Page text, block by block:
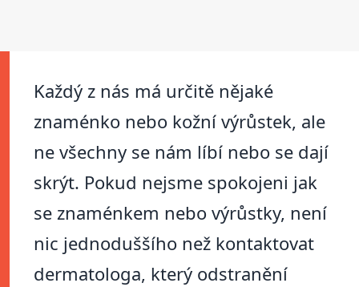
Každý z nás má určitě nějaké
znaménko nebo kožní výrůstek, ale
ne všechny se nám líbí nebo se dají
skrýt. Pokud nejsme spokojeni jak
se znaménkem nebo výrůstky, není
nic jednoduššího než kontaktovat
dermatologa, který odstranění